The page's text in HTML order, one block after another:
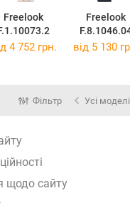
Freelook
Freelook
4 752 грн. від 5 130
Фільтр Усі моделі
щодо сайту